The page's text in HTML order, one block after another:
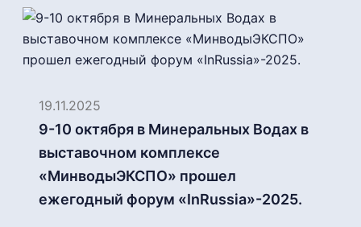
19.11.2025
9-10 октября в Минеральных Водах в
выставочном комплексе
«МинводыЭКСПО» прошел
ежегодный форум «InRussia»-2025.